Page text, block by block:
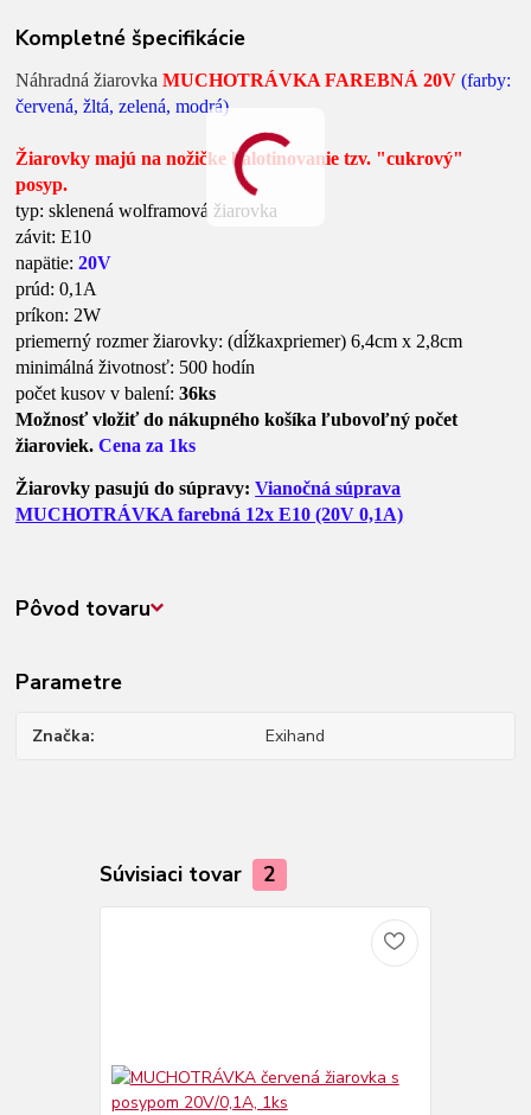
Kompletné špecifikácie
Náhradná žiarovka MUCHOTRÁVKA FAREBNÁ 20V(farby:
červená, žltá, zelená, modrá)
Žiarovky majú na nožičke balotinovanie tzv. "cukrový"
posyp.
typ: sklenená wolframová žiarovka
závit: E10
napätie:20V
prúd: 0,1A
príkon: 2W
priemerný rozmer žiarovky: (dĺžkaxpriemer) 6,4cm x 2,8cm
minimálná životnosť: 500 hodín
počet kusov v balení:36ks
Možnosť vložiť do nákupného košíka ľubovoľný počet
žiaroviek.Cena za 1ks
Žiarovky pasujú do súpravy: Vianočná súprava
MUCHOTRÁVKA farebná 12x E10 (20V 0,1A)
Pôvod tovaru
Parametre
Značka Exihand
Súvisiaci tovar 2